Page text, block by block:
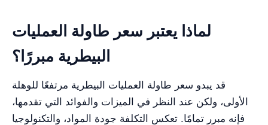
لماذا يعتبر سعر طاولة العمليات
البيطرية مبررًا؟
قد يبدو سعر طاولة العمليات البيطرية مرتفعًا للوهلة
الأولى، ولكن عند النظر في الميزات والفوائد التي تقدمها،
فإنه مبرر تمامًا. تعكس التكلفة جودة المواد، والتكنولوجيا